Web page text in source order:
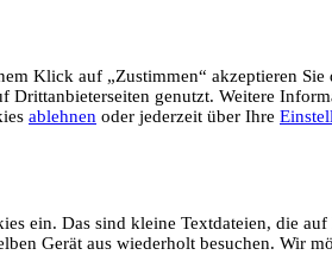
Klick auf „Zustimmen“ akzeptieren
genutzt. Weitere
ablehnen oder jederzeit über Ihre
ein. Das sind kleine Textdateien, die
Gerät aus wiederholt besuchen. Wir